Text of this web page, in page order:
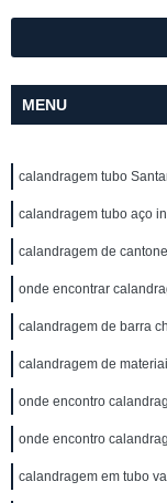
MENU
calandragem tubo
calandragem tubo aço
calandragem de
onde encontrar
calandragem de barra
calandragem de
onde encontro
onde encontro
calandragem em tubo